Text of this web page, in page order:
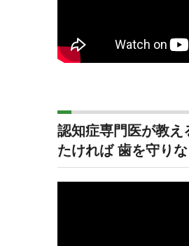
認知症専門医が教
たければ 歯を守り